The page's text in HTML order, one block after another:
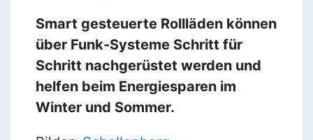
Smart gesteuerte Rollläden können
über Funk-Systeme Schritt für
Schritt nachgerüstet werden und
helfen beim Energiesparen im
Winter und Sommer.